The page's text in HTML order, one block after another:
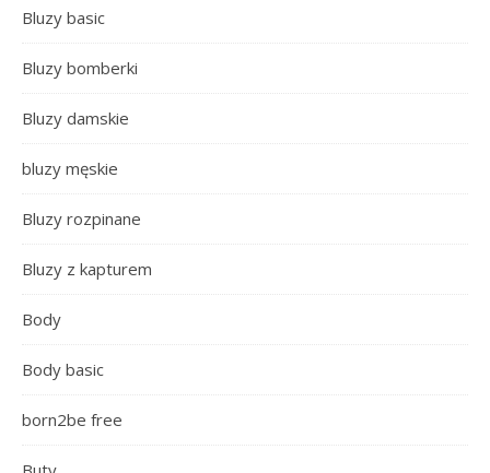
Bluzy basic
Bluzy bomberki
Bluzy damskie
bluzy męskie
Bluzy rozpinane
Bluzy z kapturem
Body
Body basic
born2be free